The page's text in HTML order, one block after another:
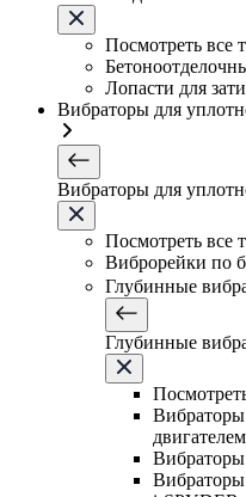
Посмотреть все
Лопасти для
Вибраторы для
Вибраторы для
Посмотреть все
Виброрейки по
Глубинные
Глубинные
Вибраторы
Вибраторы